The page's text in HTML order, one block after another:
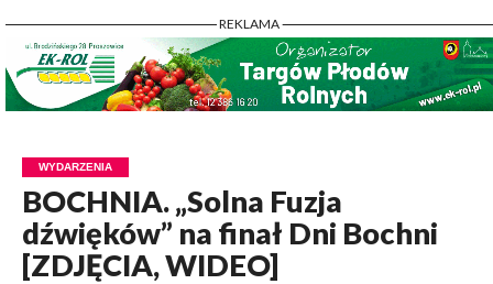
- REKLAMA -
WYDARZENIA
BOCHNIA. „Solna Fuzja
dźwięków” na finał Dni Bochni
[ZDJĘCIA, WIDEO]